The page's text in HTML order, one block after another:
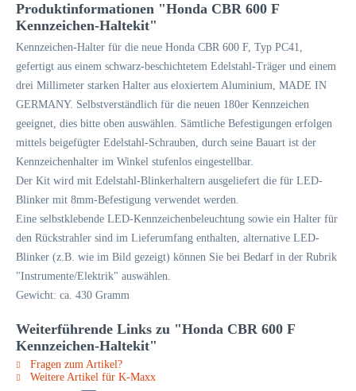
Produktinformationen "Honda CBR 600 F
Kennzeichen-Haltekit"
Kennzeichen-Halter für die neue Honda CBR 600 F, Typ PC41,
gefertigt aus einem schwarz-beschichtetem Edelstahl-Träger und einem
drei Millimeter starken Halter aus eloxiertem Aluminium, MADE IN
GERMANY. Selbstverständlich für die neuen 180er Kennzeichen
geeignet, dies bitte oben auswählen. Sämtliche Befestigungen erfolgen
mittels beigefügter Edelstahl-Schrauben, durch seine Bauart ist der
Kennzeichenhalter im Winkel stufenlos eingestellbar.
Der Kit wird mit Edelstahl-Blinkerhaltern ausgeliefert die für LED-
Blinker mit 8mm-Befestigung verwendet werden.
Eine selbstklebende LED-Kennzeichenbeleuchtung sowie ein Halter für
den Rückstrahler sind im Lieferumfang enthalten, alternative LED-
Blinker (z.B. wie im Bild gezeigt) können Sie bei Bedarf in der Rubrik
"Instrumente/Elektrik" auswählen.
Gewicht: ca. 430 Gramm
Weiterführende Links zu "Honda CBR 600 F
Kennzeichen-Haltekit"
Fragen zum Artikel?
Weitere Artikel für K-Maxx